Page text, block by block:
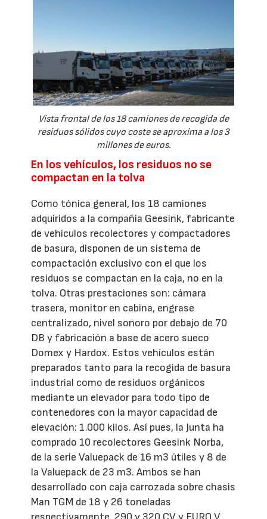
Vista frontal de los 18 camiones de recogida de
residuos sólidos cuyo coste se aproxima a los 3
millones de euros.
En los vehículos, los residuos no se
compactan en la tolva
Como tónica general, los 18 camiones
adquiridos a la compañía Geesink, fabricante
de vehículos recolectores y compactadores
de basura, disponen de un sistema de
compactación exclusivo con el que los
residuos se compactan en la caja, no en la
tolva. Otras prestaciones son: cámara
trasera, monitor en cabina, engrase
centralizado, nivel sonoro por debajo de 70
DB y fabricación a base de acero sueco
Domex y Hardox. Estos vehículos están
preparados tanto para la recogida de basura
industrial como de residuos orgánicos
mediante un elevador para todo tipo de
contenedores con la mayor capacidad de
elevación: 1.000 kilos. Así pues, la Junta ha
comprado 10 recolectores Geesink Norba,
de la serie Valuepack de 16 m3 útiles y 8 de
la Valuepack de 23 m3. Ambos se han
desarrollado con caja carrozada sobre chasis
Man TGM de 18 y 26 toneladas